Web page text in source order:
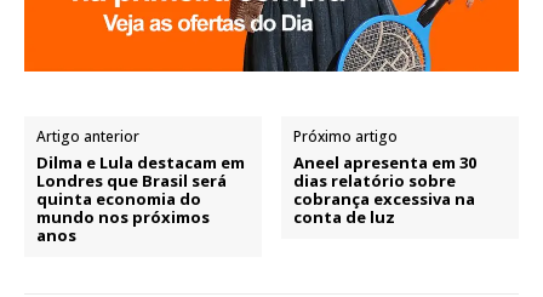
Artigo anterior
Dilma e Lula destacam em
Londres que Brasil será
quinta economia do
mundo nos próximos
anos
Próximo artigo
Aneel apresenta em 30
dias relatório sobre
cobrança excessiva na
conta de luz